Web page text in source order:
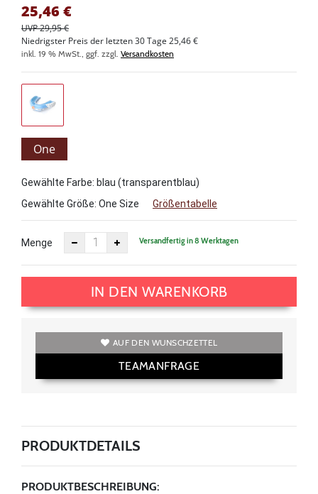
25,46 €
UVP 29,95 €
Niedrigster Preis der letzten 30 Tage 25,46 €
inkl. 19 % MwSt., ggf. zzgl. Versandkosten
One
Gewählte Farbe: blau (transparentblau)
Gewählte Größe: One Size Größentabelle
Menge Versandfertig in 8 Werktagen
IN DEN WARENKORB
AUF DEN WUNSCHZETTEL
TEAMANFRAGE
PRODUKTDETAILS
PRODUKTBESCHREIBUNG: